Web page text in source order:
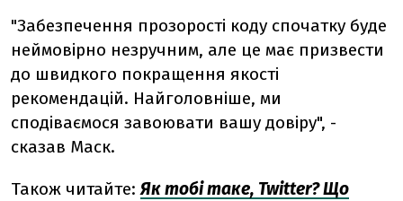
"Забезпечення прозорості коду спочатку буде
неймовірно незручним, але це має призвести
до швидкого покращення якості
рекомендацій. Найголовніше, ми
сподіваємося завоювати вашу довіру", -
сказав Маск.
Також читайте:Як тобі таке, Twitter? Що